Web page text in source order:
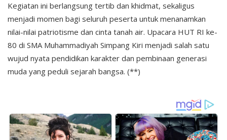
Kegiatan ini berlangsung tertib dan khidmat, sekaligus
menjadi momen bagi seluruh peserta untuk menanamkan
nilai-nilai patriotisme dan cinta tanah air. Upacara HUT RI ke-
80 di SMA Muhammadiyah Simpang Kiri menjadi salah satu
wujud nyata pendidikan karakter dan pembinaan generasi
muda yang peduli sejarah bangsa. (**)